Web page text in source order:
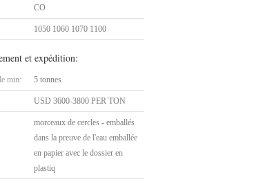
CO
1050 1060 1070 1100
et expédition:
min: 5 tonnes
USD 3600-3800 PER TON
morceaux de cercles - emballés
dans la preuve de l'eau emballée
en papier avec le dossier en
plastiq